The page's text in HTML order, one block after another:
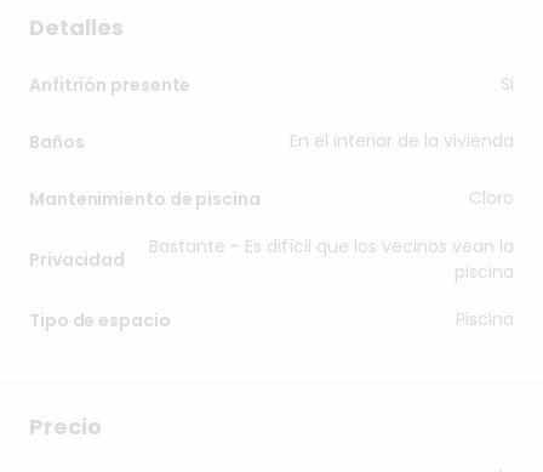
Detalles
Anfitrión presente Si
Baños En el interior de la vivienda
Mantenimiento de piscina Cloro
Privacidad
Bastante - Es difícil que los vecinos vean la
piscina
Tipo de espacio
Piscina
Precio